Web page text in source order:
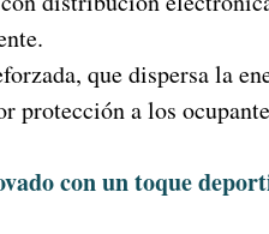
que dispersa la
protección a los
con un toque